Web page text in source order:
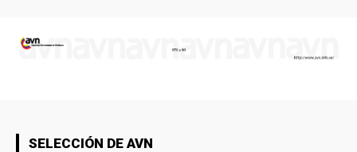
SELECCIÓN DE AVN